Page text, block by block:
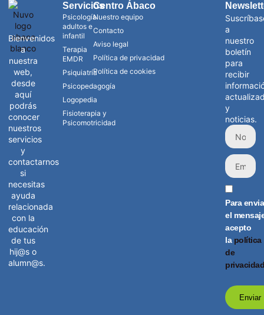
Bienvenidos
a
nuestra
web,
desde
aquí
podrás
conocer
nuestros
servicios
y
contactarnos
si
necesitas
ayuda
relacionada
con la
educación
de tus
hij@s o
alumn@s.
Servicios
Psicología
adultos e
infantil
Terapia
EMDR
Psiquiatría
Psicopedagogía
Logopedia
Fisioterapia y
Psicomotricidad
Centro Ábaco
Nuestro equipo
Contacto
Aviso legal
Política de privacidad
Política de cookies
a
nuestro
boletín
para
recibir
y
noticias.
Para
el
acepto
la política
de
Enviar